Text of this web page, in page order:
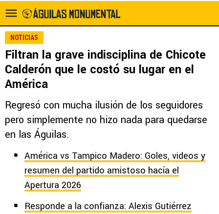
NOTICIAS
Filtran la grave indisciplina de Chicote
Calderón que le costó su lugar en el
América
Regresó con mucha ilusión de los seguidores
pero simplemente no hizo nada para quedarse
en las Águilas.
América vs Tampico Madero: Goles, videos y
resumen del partido amistoso hacía el
Apertura 2026
Responde a la confianza: Alexis Gutiérrez